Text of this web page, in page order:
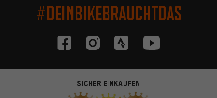
#DEINBIKEBRAUCHTDAS
SICHER EINKAUFEN